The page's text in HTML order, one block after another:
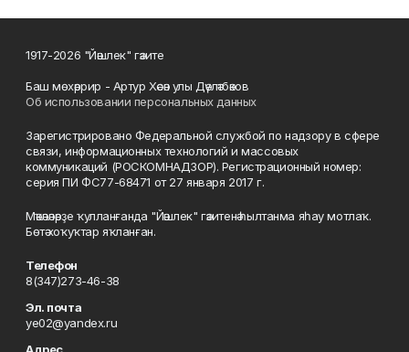
1917-2026 "Йәшлек" гәзите
Баш мөхәррир - Артур Хәсән улы Дәүләтбәков
Об использовании персональных данных
Зарегистрировано Федеральной службой по надзору в сфере
связи, информационных технологий и массовых
коммуникаций (РОСКОМНАДЗОР). Регистрационный номер:
серия ПИ ФС77-68471 от 27 января 2017 г.
Мәҡәләләрҙе ҡулланғанда "Йәшлек" гәзитенә һылтанма яһау мотлаҡ.
Бөтә хоҡуҡтар яҡланған.
Телефон
8(347)273-46-38
Эл. почта
ye02@yandex.ru